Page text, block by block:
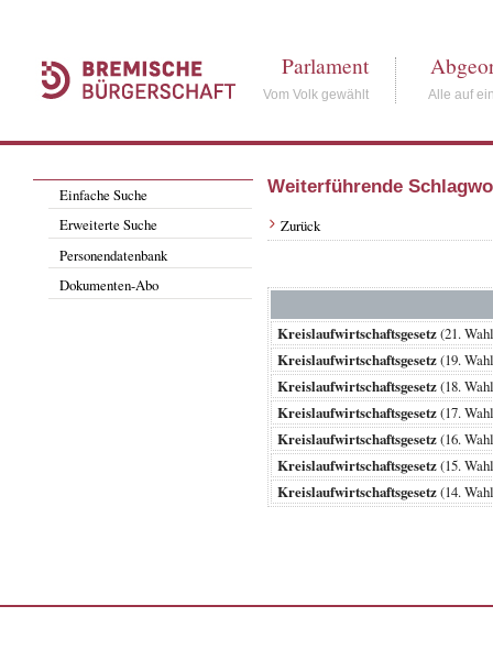
Parlament
Vom Volk gewählt Alle auf
Einfache Suche
Erweiterte Suche
Personendatenbank
Dokumenten-Abo
Weiterführende
Zurück
Kreislaufwirtschaftsgesetz(21.
Kreislaufwirtschaftsgesetz(19.
Kreislaufwirtschaftsgesetz(18.
Kreislaufwirtschaftsgesetz(17.
Kreislaufwirtschaftsgesetz(16.
Kreislaufwirtschaftsgesetz(15.
Kreislaufwirtschaftsgesetz(14.